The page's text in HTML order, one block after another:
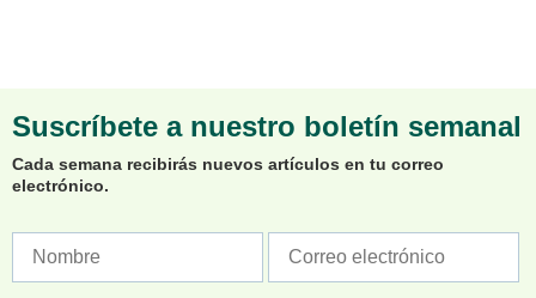
Suscríbete a nuestro boletín semanal
Cada semana recibirás nuevos artículos en tu correo
electrónico.